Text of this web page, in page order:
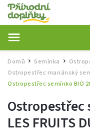
Domů / Semínka
Ostropestřec mariánský
Ostropestřec semínko BIO
Ostropestřec
LES FRUITS